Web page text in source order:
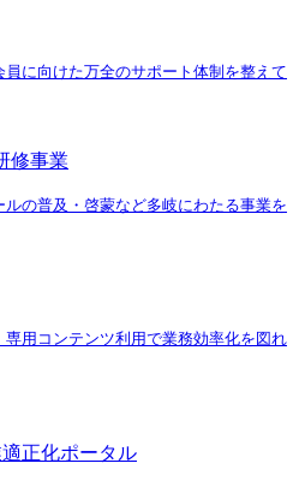
に向けた万全のサポート体制を整えて
修事業
の普及・啓蒙など多岐にわたる事業を
用コンテンツ利用で業務効率化を図れ
正化ポータル